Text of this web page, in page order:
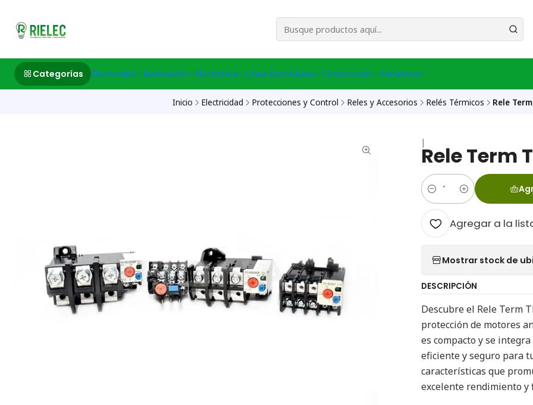
Categorías Electricidad Iluminación Electronica Linea Domiciliaria Construcción Ferreteria
Inicio Electricidad Protecciones y Control Reles y Accesorios Relés Térmicos Rele
|
Rele Term
Cantidad
Agregar a la
Mostrar stock de
DESCRIPCIÓN
Descubre el Rele Term
protección de motores
es compacto y se
eficiente y seguro para
características que
excelente rendimiento y